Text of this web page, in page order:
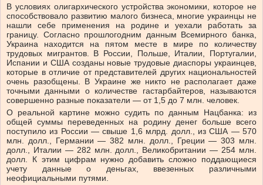
В условиях олигархического устройства экономики, которое не
способствовало развитию малого бизнеса, многие украинцы не
нашли себе применения на родине и уехали работать за
границу. Согласно прошлогодним данным Всемирного банка,
Украина находится на пятом месте в мире по количеству
трудовых мигрантов. В России, Польше, Италии, Португалии,
Испании и США созданы новые трудовые диаспоры украинцев,
которые в отличие от представителей других национальностей
очень разобщены. В Украине же никто не располагает даже
точными данными о количестве гастарбайтеров, называются
совершенно разные показатели — от 1,5 до 7 млн. человек.
О реальной картине можно судить по данным Нацбанка: из
общей суммы переведенных на родину денег больше всего
поступило из России — свыше 1,6 млрд. долл., из США — 570
млн. долл., Германии — 382 млн. долл., Греции — 303 млн.
долл., Италии — 282 млн. долл., Великобритании — 254 млн.
долл. К этим цифрам нужно добавить сложно поддающиеся
учету данные о деньгах, ввезенных различными
неофициальными путями.